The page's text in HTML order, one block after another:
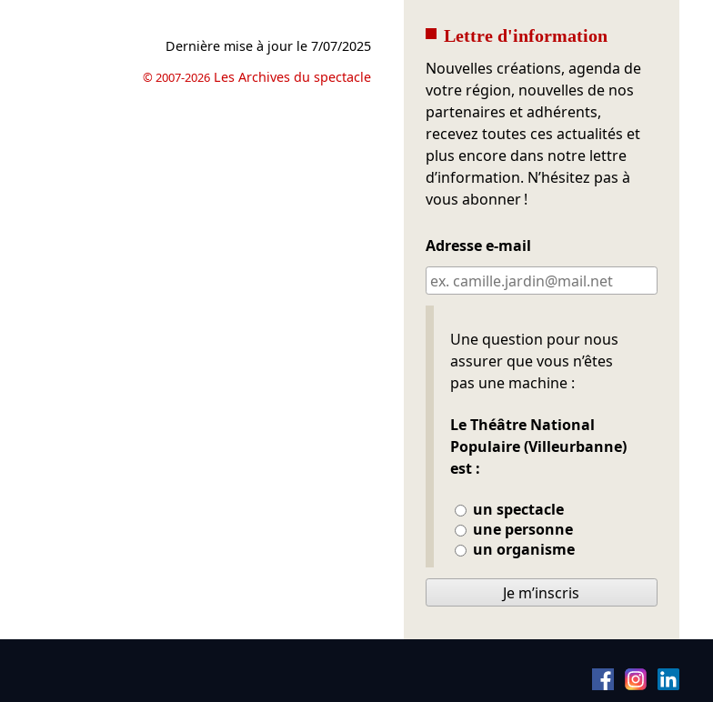
Dernière mise à jour le7/07/2025
© 2007-2026 Les Archives du spectacle
Lettre d'information
Nouvelles créations, agenda de
votre région, nouvelles de nos
partenaires et adhérents,
recevez toutes ces actualités et
plus encore dans notre lettre
d’information. N’hésitez pas à
vous abonner !
Adresse e-mail
Une question pour nous
assurer que vous n’êtes
pas une machine :
Le Théâtre National
Populaire (Villeurbanne)
est :
un spectacle
une personne
un organisme
Ne pas remplir
Je m’inscris